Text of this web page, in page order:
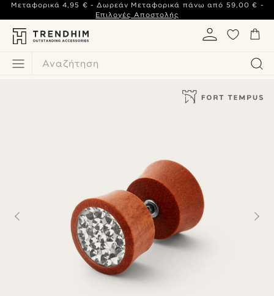
Αναζήτηση
Μεταφορικά 4,95 € - Δωρεάν Μεταφορικά πάνω από 59,00 € -
Επιλογές Αποστολής